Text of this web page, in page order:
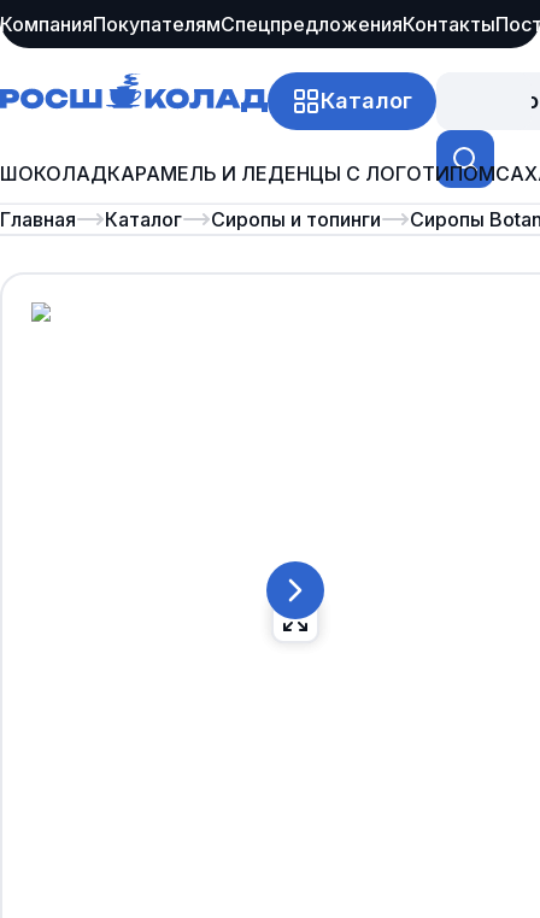
КомпанияПокупателямСпецпредложенияКонтакты
Каталог
ШОКОЛАДКАРАМЕЛЬ И ЛЕДЕНЦЫ С ЛОГОТИПОМ
Главная
Каталог Сиропы и топинги Сиропы